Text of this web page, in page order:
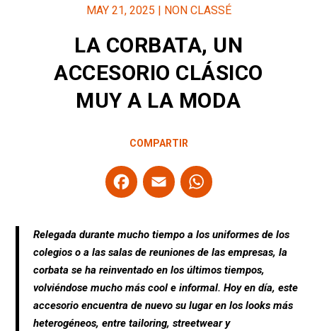
LA CORBATA, UN
ACCESORIO CLÁSICO
MUY A LA MODA
MAY 21, 2025 | NON CLASSÉ
COMPARTIR
F
a
b
o
o
k
E
m
W
s
A
p
p
Relegada durante mucho tiempo a los uniformes de los
colegios o a las salas de reuniones de las empresas, la
corbata se ha reinventado en los últimos tiempos,
volviéndose mucho más cool e informal. Hoy en día, este
accesorio encuentra de nuevo su lugar en los looks más
heterogéneos, entre tailoring, streetwear y